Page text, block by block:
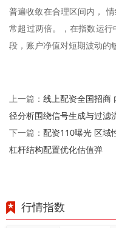
普遍收敛在合理区间内，
常超过两倍。，在指数运
段，账户净值对短期波动的
上一篇： 线上配资全国招商
径分析围绕信号生成与过滤
下一篇： 配资110曝光 区域
杠杆结构配置优化估值弹
行情指数